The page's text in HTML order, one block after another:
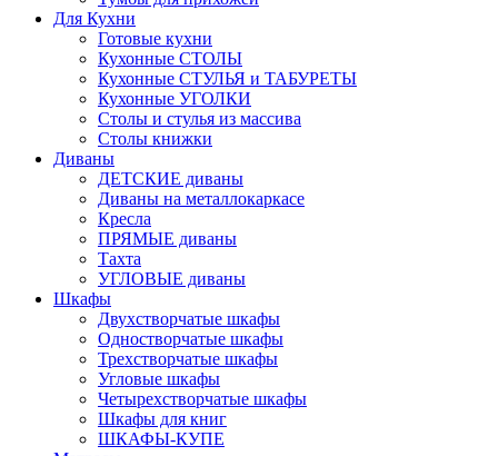
Для Кухни
Готовые кухни
Кухонные СТОЛЫ
Кухонные СТУЛЬЯ и ТАБУРЕТЫ
Кухонные УГОЛКИ
Столы и стулья из массива
Столы книжки
Диваны
ДЕТСКИЕ диваны
Диваны на металлокаркасе
Кресла
ПРЯМЫЕ диваны
Тахта
УГЛОВЫЕ диваны
Шкафы
Двухстворчатые шкафы
Одностворчатые шкафы
Трехстворчатые шкафы
Угловые шкафы
Четырехстворчатые шкафы
Шкафы для книг
ШКАФЫ-КУПЕ